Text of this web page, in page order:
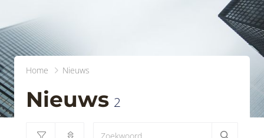
Home Nieuws
Nieuws 2